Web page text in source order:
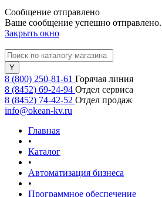
Сообщение отправлено
Ваше сообщение успешно
Закрыть окно
8 (800) 250-81-61 Горячая линия
8 (8452) 69-24-94 Отдел сервиса
8 (8452) 74-42-52 Отдел продаж
info@okean-kv.ru
Главная
•
Каталог
•
Автоматизация бизнеса
•
Программное обеспечение